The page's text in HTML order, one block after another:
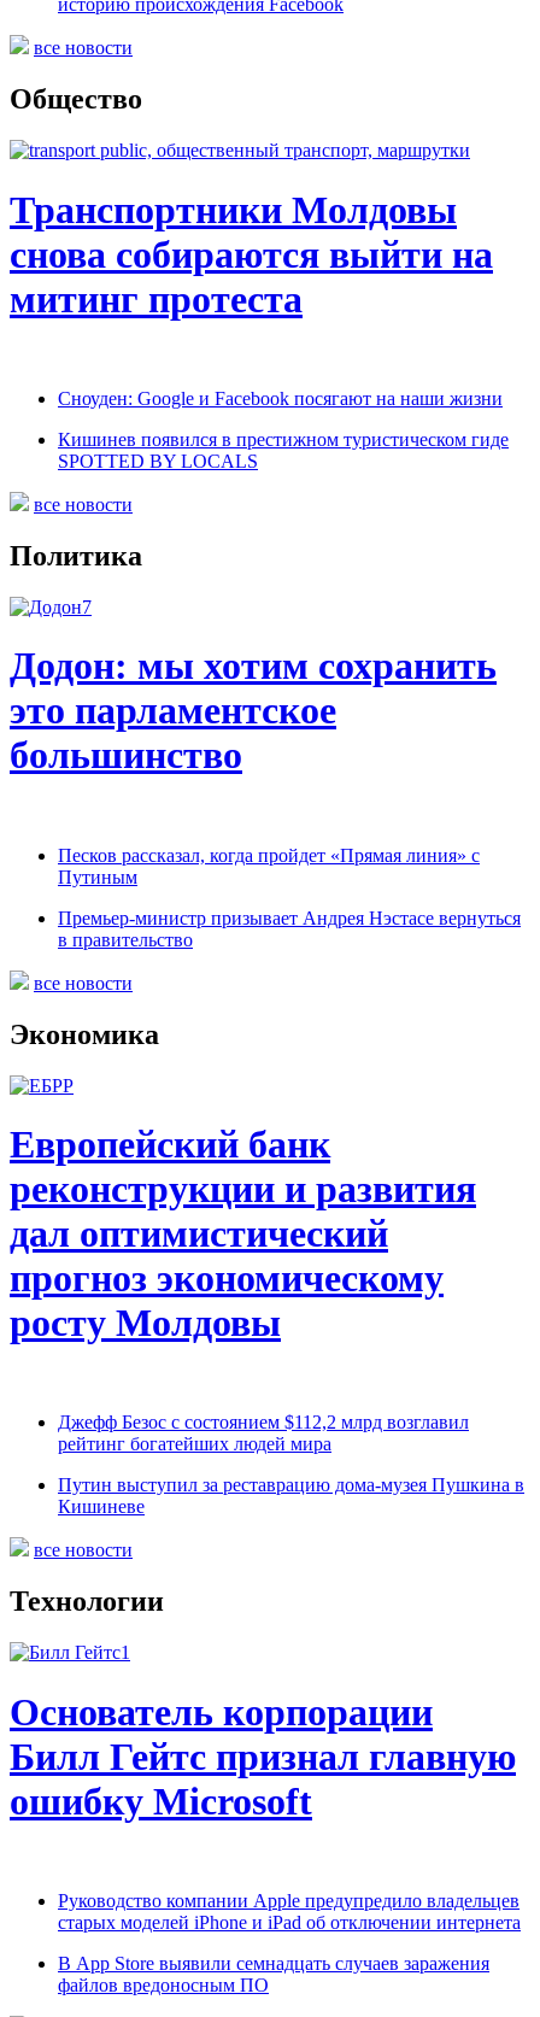
историю происхождения Facebook
все новости
Общество
Транспортники Молдовы
снова собираются выйти на
митинг протеста
Сноуден: Google и Facebook посягают на наши жизни
Кишинев появился в престижном туристическом гиде
SPOTTED BY LOCALS
все новости
Политика
Додон: мы хотим сохранить
это парламентское
большинство
Песков рассказал, когда пройдет «Прямая линия» с
Путиным
Премьер-министр призывает Андрея Нэстасе вернуться
в правительство
все новости
Экономика
Европейский банк
реконструкции и развития
дал оптимистический
прогноз экономическому
росту Молдовы
Джефф Безос с состоянием $112,2 млрд возглавил
рейтинг богатейших людей мира
Путин выступил за реставрацию дома-музея Пушкина в
Кишиневе
все новости
Технологии
Основатель корпорации
Билл Гейтс признал главную
ошибку Microsoft
Руководство компании Apple предупредило владельцев
старых моделей iPhone и iPad об отключении интернета
В App Store выявили семнадцать случаев заражения
файлов вредоносным ПО